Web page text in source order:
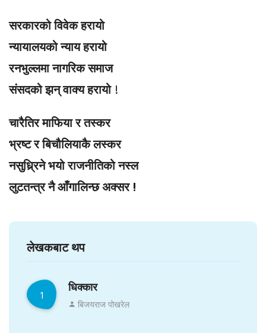
सरकारको विवेक हरायो
न्यायालयको न्याय हरायो
रनभुल्लमा नागरिक समाज
संसदको झन् वाक्य हरायो!
चारैतिर माफिया र तस्कर
भ्रष्ट र बिचौलियाकै लस्कर
नसुध्र्रिने भयो राजनीतिको नस्ल
लुटतन्त्र नै आँगालिन्छ अक्सर !
लेखकबाट थप
1
धिक्कार
बिजयराज पोखरेल